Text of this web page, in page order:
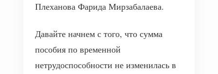
Плеханова Фарида Мирзабалаева.
Давайте начнем с того, что сумма
пособия по временной
нетрудоспособности не изменилась в